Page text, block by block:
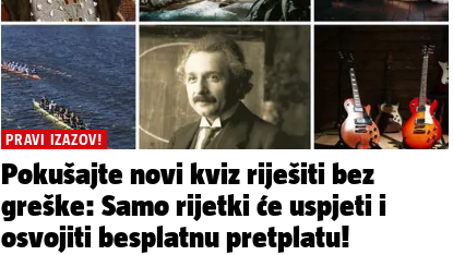
PRAVI IZAZOV!
Pokušajte novi kviz riješiti bez
greške: Samo rijetki će uspjeti i
osvojiti besplatnu pretplatu!